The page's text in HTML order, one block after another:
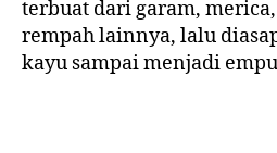
terbuat dari garam,
rempah lainnya, lalu
kayu sampai menjadi